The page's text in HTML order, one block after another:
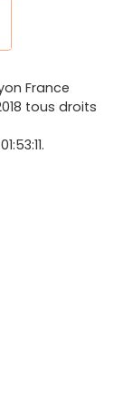
France
tous droits